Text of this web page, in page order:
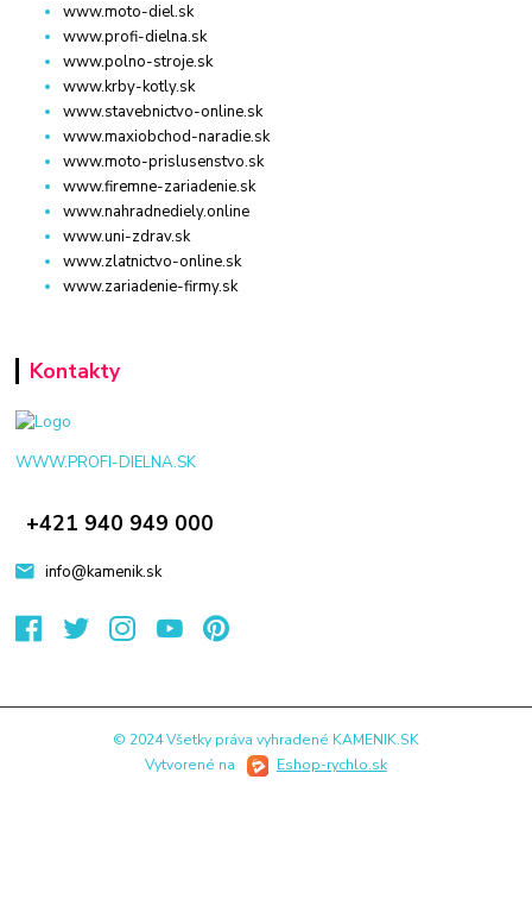
www.moto-diel.sk
www.profi-dielna.sk
www.polno-stroje.sk
www.krby-kotly.sk
www.stavebnictvo-online.sk
www.maxiobchod-naradie.sk
www.moto-prislusenstvo.sk
www.firemne-zariadenie.sk
www.nahradnediely.online
www.uni-zdrav.sk
www.zlatnictvo-online.sk
www.zariadenie-firmy.sk
Kontakty
WWW.PROFI-DIELNA.SK
+421 940 949 000
info@kamenik.sk
© 2024 Všetky práva vyhradené KAMENIK.SK
Vytvorené na
Eshop-rychlo.sk